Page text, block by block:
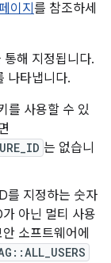
이지 를 참조하세
해 지정됩니다.
나타냅니다.
를 사용할 수 있
는 없습니
를 지정하는 숫자
아닌 멀티 사용
소프트웨어에